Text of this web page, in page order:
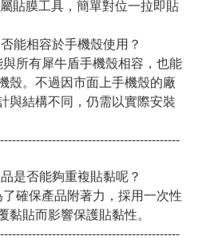
貼膜工具，簡單對位一拉即貼
能相容於手機殼使用？
所有犀牛盾手機殼相容，也能
殼。不過因市面上手機殼的廠
與結構不同，仍需以實際安裝
是否能夠重複貼黏呢？
確保產品附著力，採用一次性
貼而影響保護貼黏性。